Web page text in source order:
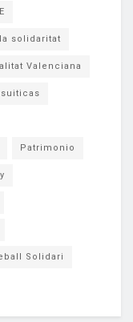
solidaritat
Valenciana
Patrimonio
Solidari